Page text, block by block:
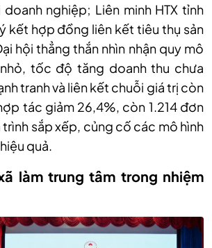
nghiệp; Liên minh HTX tỉnh
kết hợp đồng liên kết tiêu thụ sản
hội thẳng thắn nhìn nhận quy mô
tốc độ tăng doanh thu chưa
tranh và liên kết chuỗi giá trị còn
tác giảm 26,4%, còn 1.214 đơn
trình sắp xếp, củng cố các mô hình
quả.
làm trung tâm trong nhiệm